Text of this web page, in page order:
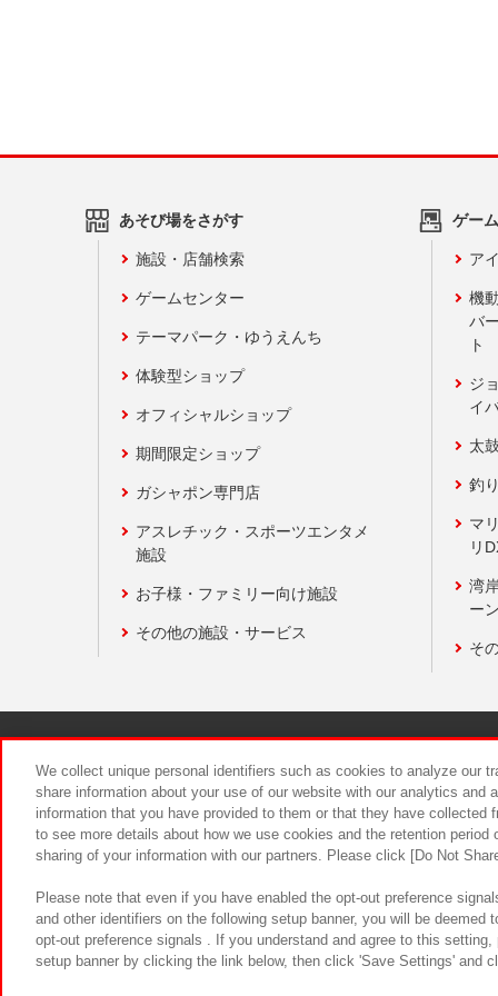
あそび場をさがす
施設・店舗検索
ゲームセンター
テーマパーク・ゆうえんち
体験型ショップ
オフィシャルショップ
期間限定ショップ
ガシャポン専門店
アスレチック・スポーツエンタメ
施設
お子様・ファミリー向け施設
その他の施設・サービス
ゲー
ア
機
バ
ト
ジ
イ
太
釣
マ
リ
湾
ー
そ
食品のご
We collect unique personal identifiers such as cookies to analyze our
share information about your use of our website with our analytics and
information that you have provided to them or that they have
to see more details about how we use cookies and the retention
sharing of your information with our partners. Please click [Do Not
Please note that even if you have enabled the opt-out preference
and other identifiers on the following setup banner, you will be
opt-out preference signals . If you understand and agree to this
setup banner by clicking the link below, then click 'Save Settings' and